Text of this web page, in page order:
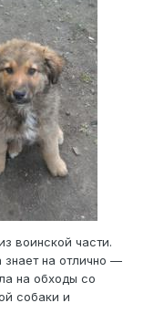
воинской части.
знает на отлично —
на обходы со
собаки и